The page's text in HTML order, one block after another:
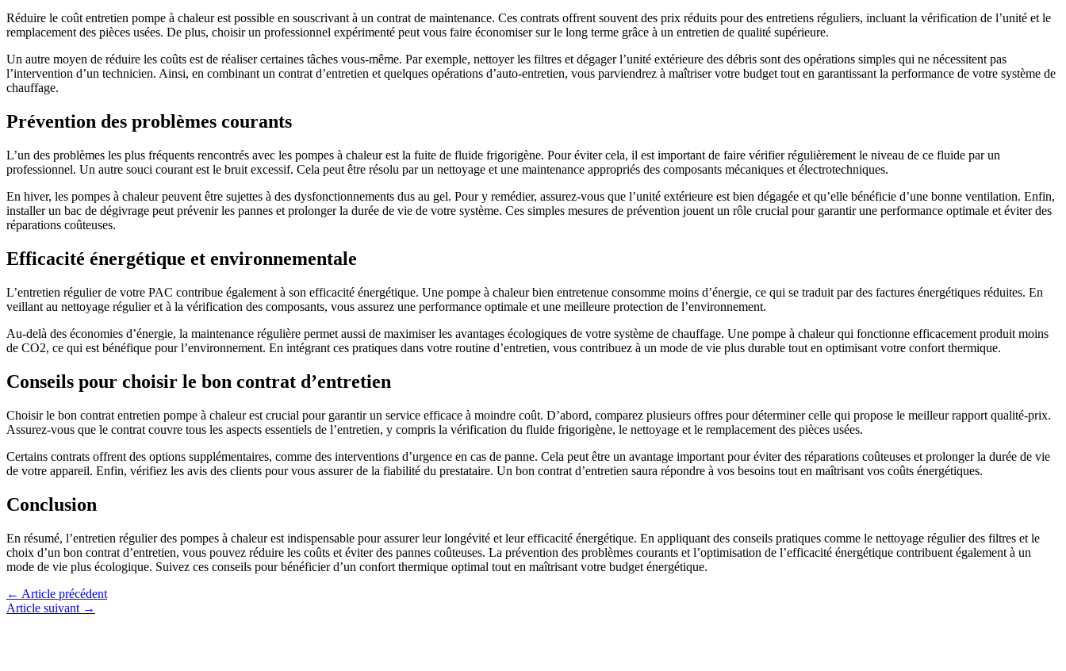
Réduire le coût entretien pompe à chaleur est possible en souscrivant à un contrat de maintenance. Ces contrats offrent souvent des prix réduits pour des entretiens réguliers, incluant la vérification de l’unité et le
remplacement des pièces usées. De plus, choisir un professionnel expérimenté peut vous faire économiser sur le long terme grâce à un entretien de qualité supérieure.
Un autre moyen de réduire les coûts est de réaliser certaines tâches vous-même. Par exemple, nettoyer les filtres et dégager l’unité extérieure des débris sont des opérations simples qui ne nécessitent pas
l’intervention d’un technicien. Ainsi, en combinant un contrat d’entretien et quelques opérations d’auto-entretien, vous parviendrez à maîtriser votre budget tout en garantissant la performance de votre système de
chauffage.
Prévention des problèmes courants
L’un des problèmes les plus fréquents rencontrés avec les pompes à chaleur est la fuite de fluide frigorigène. Pour éviter cela, il est important de faire vérifier régulièrement le niveau de ce fluide par un
professionnel. Un autre souci courant est le bruit excessif. Cela peut être résolu par un nettoyage et une maintenance appropriés des composants mécaniques et électrotechniques.
En hiver, les pompes à chaleur peuvent être sujettes à des dysfonctionnements dus au gel. Pour y remédier, assurez-vous que l’unité extérieure est bien dégagée et qu’elle bénéficie d’une bonne ventilation. Enfin,
installer un bac de dégivrage peut prévenir les pannes et prolonger la durée de vie de votre système. Ces simples mesures de prévention jouent un rôle crucial pour garantir une performance optimale et éviter des
réparations coûteuses.
Efficacité énergétique et environnementale
L’entretien régulier de votre PAC contribue également à son efficacité énergétique. Une pompe à chaleur bien entretenue consomme moins d’énergie, ce qui se traduit par des factures énergétiques réduites. En
veillant au nettoyage régulier et à la vérification des composants, vous assurez une performance optimale et une meilleure protection de l’environnement.
Au-delà des économies d’énergie, la maintenance régulière permet aussi de maximiser les avantages écologiques de votre système de chauffage. Une pompe à chaleur qui fonctionne efficacement produit moins
de CO2, ce qui est bénéfique pour l’environnement. En intégrant ces pratiques dans votre routine d’entretien, vous contribuez à un mode de vie plus durable tout en optimisant votre confort thermique.
Conseils pour choisir le bon contrat d’entretien
Choisir le bon contrat entretien pompe à chaleur est crucial pour garantir un service efficace à moindre coût. D’abord, comparez plusieurs offres pour déterminer celle qui propose le meilleur rapport qualité-prix.
Assurez-vous que le contrat couvre tous les aspects essentiels de l’entretien, y compris la vérification du fluide frigorigène, le nettoyage et le remplacement des pièces usées.
Certains contrats offrent des options supplémentaires, comme des interventions d’urgence en cas de panne. Cela peut être un avantage important pour éviter des réparations coûteuses et prolonger la durée de vie
de votre appareil. Enfin, vérifiez les avis des clients pour vous assurer de la fiabilité du prestataire. Un bon contrat d’entretien saura répondre à vos besoins tout en maîtrisant vos coûts énergétiques.
Conclusion
En résumé, l’entretien régulier des pompes à chaleur est indispensable pour assurer leur longévité et leur efficacité énergétique. En appliquant des conseils pratiques comme le nettoyage régulier des filtres et le
choix d’un bon contrat d’entretien, vous pouvez réduire les coûts et éviter des pannes coûteuses. La prévention des problèmes courants et l’optimisation de l’efficacité énergétique contribuent également à un
mode de vie plus écologique. Suivez ces conseils pour bénéficier d’un confort thermique optimal tout en maîtrisant votre budget énergétique.
← Article précédent
Article suivant →